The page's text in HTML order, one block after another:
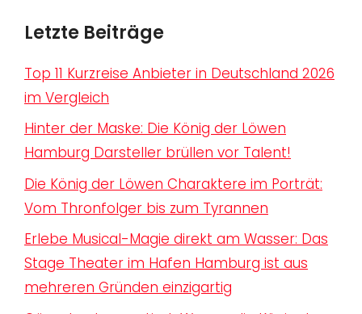
Letzte Beiträge
Top 11 Kurzreise Anbieter in Deutschland 2026
im Vergleich
Hinter der Maske: Die König der Löwen
Hamburg Darsteller brüllen vor Talent!
Die König der Löwen Charaktere im Porträt:
Vom Thronfolger bis zum Tyrannen
Erlebe Musical-Magie direkt am Wasser: Das
Stage Theater im Hafen Hamburg ist aus
mehreren Gründen einzigartig